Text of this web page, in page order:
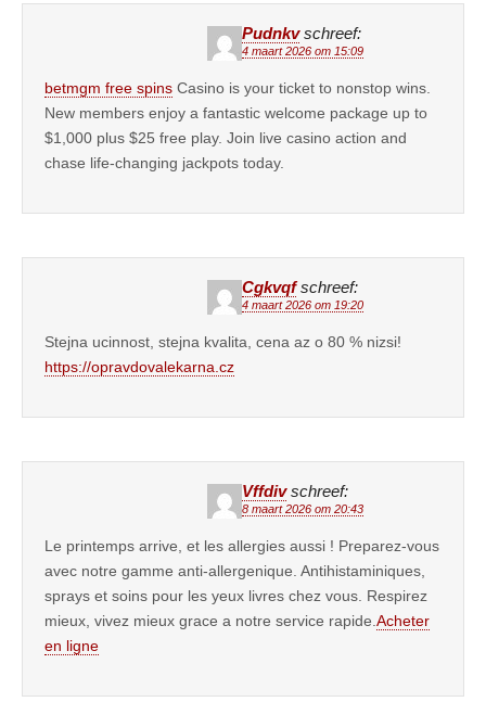
Pudnkv schreef:
4 maart 2026 om 15:09
betmgm free spins Casino is your ticket to nonstop wins.
New members enjoy a fantastic welcome package up to
$1,000 plus $25 free play. Join live casino action and
chase life-changing jackpots today.
Cgkvqf schreef:
4 maart 2026 om 19:20
Stejna ucinnost, stejna kvalita, cena az o 80 % nizsi!
https://opravdovalekarna.cz
Vffdiv schreef:
8 maart 2026 om 20:43
Le printemps arrive, et les allergies aussi ! Preparez-vous
avec notre gamme anti-allergenique. Antihistaminiques,
sprays et soins pour les yeux livres chez vous. Respirez
mieux, vivez mieux grace a notre service rapide.Acheter
en ligne